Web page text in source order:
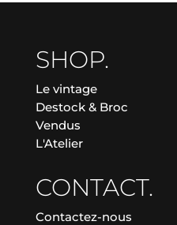
SHOP.
Le vintage
Destock & Broc
Vendus
L'Atelier
CONTACT.
Contactez-nous